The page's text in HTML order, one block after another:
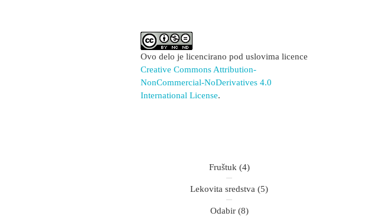
Ovo delo je licencirano pod uslovima licence
Creative Commons Attribution-
NonCommercial-NoDerivatives 4.0
International License.
Fruštuk (4)
Lekovita sredstva (5)
Odabir(8)